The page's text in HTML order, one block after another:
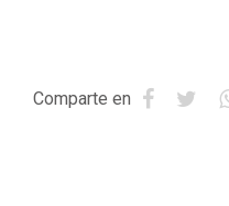
Comparte en